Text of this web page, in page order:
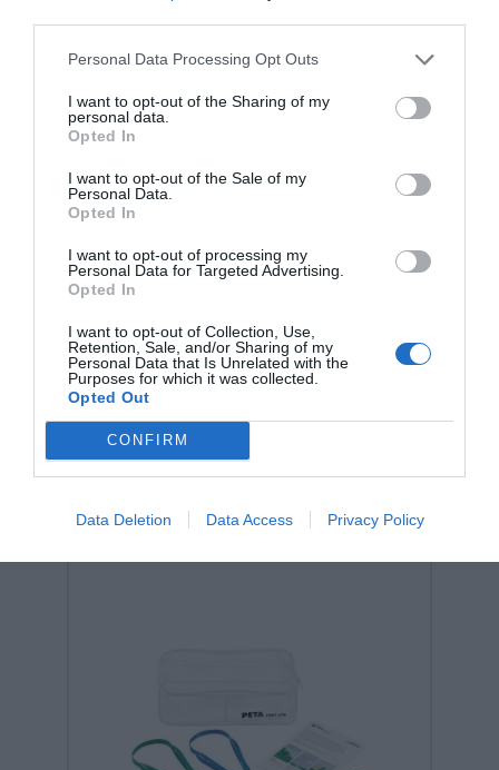
Personal Data Processing Opt Outs
I want to opt-out of the Sharing of my
personal data.
Opted In
I want to opt-out of the Sale of my
Personal Data.
Opted In
I want to opt-out of processing my
Personal Data for Targeted Advertising.
Opted In
I want to opt-out of Collection, Use,
Retention, Sale, and/or Sharing of my
Personal Data that Is Unrelated with the
Purposes for which it was collected.
Opted Out
CONFIRM
Data Deletion Data Access Privacy Policy
Είδη Κουζίνας & Σκεύη:Σχεδιασμένα για άτομα με
Με το60% της παραγωγήςτης να εξάγεται σε
διανομείς παγκοσμίως, η PETA παραμένει
αφοσιωμένη στην αποστολή της: να κάνει την
σωματικές προκλήσεις ευκολότερη, προσφέροντας
λύσεις υψηλής ποιότητας ανεξαρτήτως ηλικίας ή
Σχετικά προϊόντα